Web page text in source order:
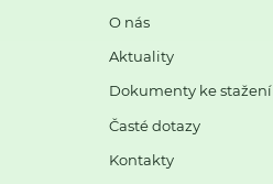
O nás
Aktuality
Dokumenty ke stažení
Časté dotazy
Kontakty